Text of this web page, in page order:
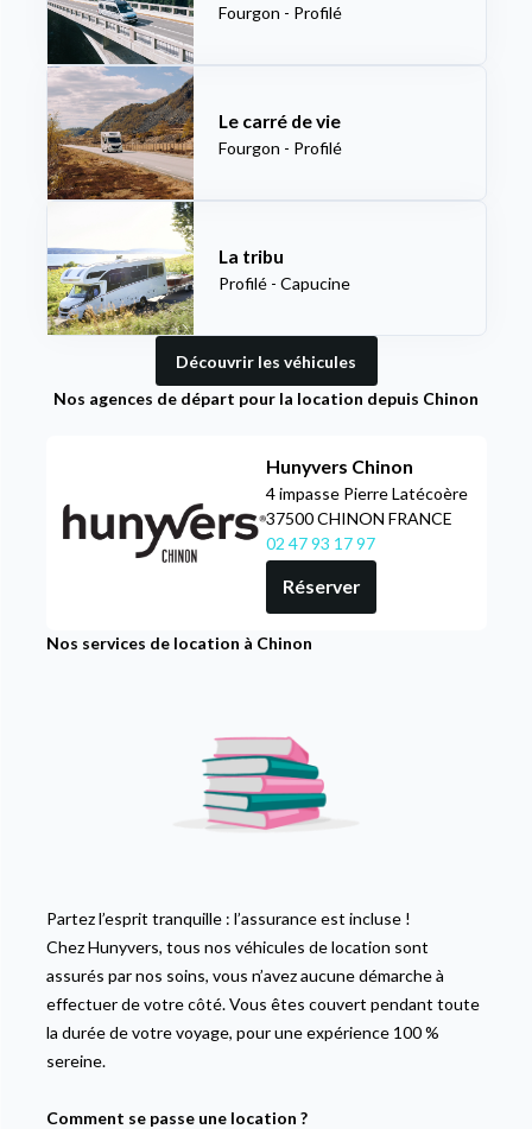
Fourgon - Profilé
Le carré de vie
Fourgon - Profilé
La tribu
Profilé - Capucine
Découvrir les véhicules
Nos agences de départ pour la location depuis Chinon
Hunyvers Chinon
4 impasse Pierre Latécoère
37500 CHINON FRANCE
02 47 93 17 97
Réserver
Nos services de location à Chinon
Partez l’esprit tranquille : l’assurance est incluse !
Chez Hunyvers, tous nos véhicules de location sont
assurés par nos soins, vous n’avez aucune démarche à
effectuer de votre côté. Vous êtes couvert pendant toute
la durée de votre voyage, pour une expérience 100 %
sereine.
Comment se passe une location ?